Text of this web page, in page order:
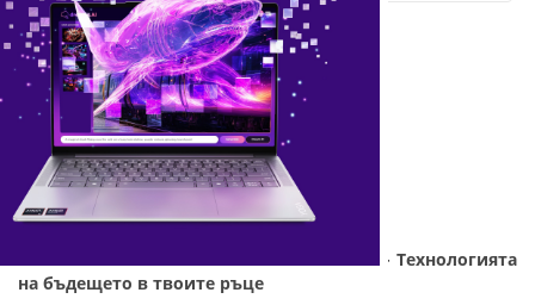
LENOVO YOGA Pro 7 с AMD Ryzen AI 9 365 - Технологията
на бъдещето в твоите ръце